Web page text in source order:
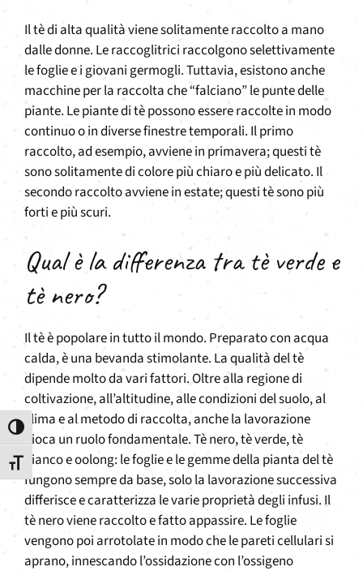
Attiva/disattiva alto contrasto
Attiva/disattiva dimensione testo
Il tè di alta qualità viene solitamente raccolto a mano
dalle donne. Le raccoglitrici raccolgono selettivamente
le foglie e i giovani germogli. Tuttavia, esistono anche
macchine per la raccolta che “falciano” le punte delle
piante. Le piante di tè possono essere raccolte in modo
continuo o in diverse finestre temporali. Il primo
raccolto, ad esempio, avviene in primavera; questi tè
sono solitamente di colore più chiaro e più delicato. Il
secondo raccolto avviene in estate; questi tè sono più
forti e più scuri.
Qual è la differenza tra tè verde e
tè nero?
Il tè è popolare in tutto il mondo. Preparato con acqua
calda, è una bevanda stimolante. La qualità del tè
dipende molto da vari fattori. Oltre alla regione di
coltivazione, all’altitudine, alle condizioni del suolo, al
clima e al metodo di raccolta, anche la lavorazione
gioca un ruolo fondamentale. Tè nero, tè verde, tè
bianco e oolong: le foglie e le gemme della pianta del tè
fungono sempre da base, solo la lavorazione successiva
differisce e caratterizza le varie proprietà degli infusi. Il
tè nero viene raccolto e fatto appassire. Le foglie
vengono poi arrotolate in modo che le pareti cellulari si
aprano, innescando l’ossidazione con l’ossigeno